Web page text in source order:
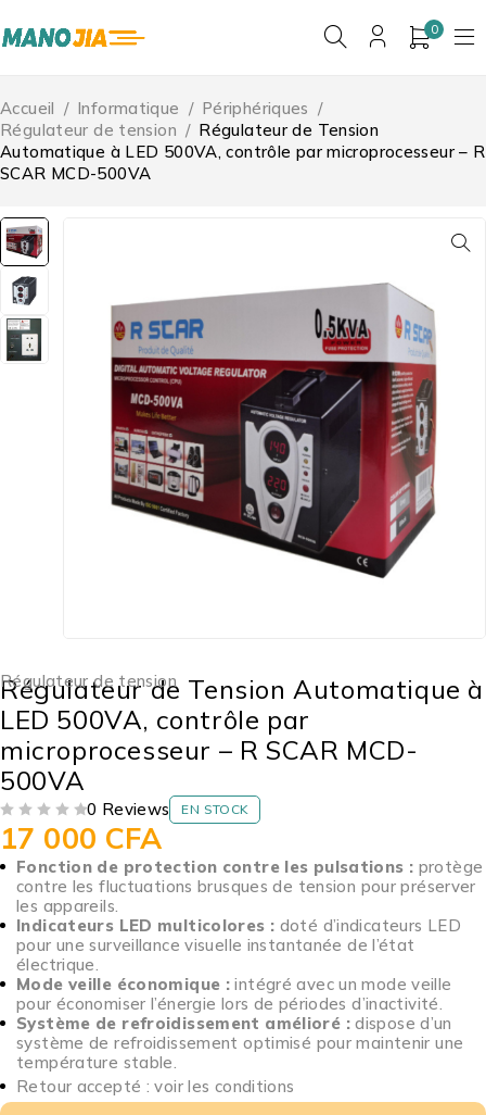
0
Accueil / Informatique / Périphériques /
Régulateur de tension / Régulateur de Tension
Automatique à LED 500VA, contrôle par microprocesseur – R
SCAR MCD-500VA
Régulateur de tension
Régulateur de Tension Automatique à
LED 500VA, contrôle par
microprocesseur – R SCAR MCD-
500VA
0 Reviews EN STOCK
17 000 CFA
Fonction de protection contre les pulsations : protège
contre les fluctuations brusques de tension pour préserver
les appareils.
Indicateurs LED multicolores : doté d’indicateurs LED
pour une surveillance visuelle instantanée de l’état
électrique.
Mode veille économique : intégré avec un mode veille
pour économiser l’énergie lors de périodes d’inactivité.
Système de refroidissement amélioré :dispose d’un
système de refroidissement optimisé pour maintenir une
température stable.
Retour accepté : voir les conditions